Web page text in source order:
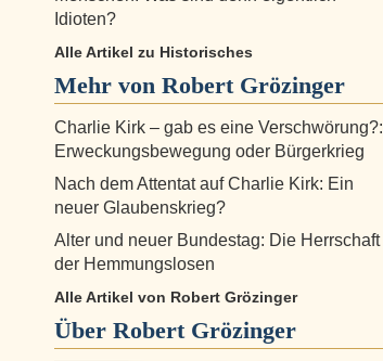
Idioten?
Alle Artikel zu Historisches
Mehr von Robert Grözinger
Charlie Kirk – gab es eine Verschwörung?:
Erweckungsbewegung oder Bürgerkrieg
Nach dem Attentat auf Charlie Kirk: Ein
neuer Glaubenskrieg?
Alter und neuer Bundestag: Die Herrschaft
der Hemmungslosen
Alle Artikel von Robert Grözinger
Über Robert Grözinger